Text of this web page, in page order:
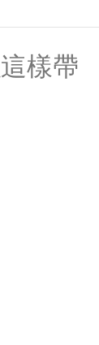
樣帶